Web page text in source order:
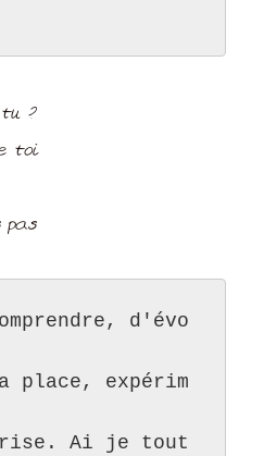
?
toi
d'évo
place, expérim
Ai je tout